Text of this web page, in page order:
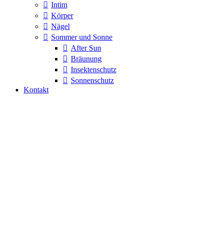
Intim
Körper
Nägel
Sommer und Sonne
After Sun
Bräunung
Insektenschutz
Sonnenschutz
Kontakt